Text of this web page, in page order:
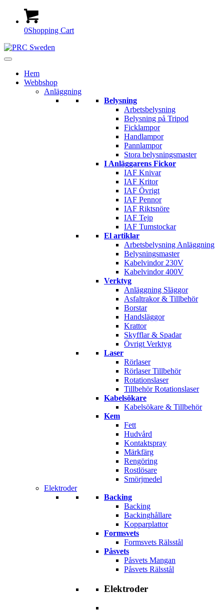
0Shopping Cart
Hem
Webbshop
Anläggning
Belysning
Arbetsbelysning
Belysning på Tripod
Ficklampor
Handlampor
Pannlampor
Stora belysningsmaster
I Anläggarens Fickor
IAF Knivar
IAF Kritor
IAF Övrigt
IAF Pennor
IAF Riktsnöre
IAF Tejp
IAF Tumstockar
El artiklar
Arbetsbelysning Anläggning
Belysningsmaster
Kabelvindor 230V
Kabelvindor 400V
Verktyg
Anläggning Släggor
Asfaltrakor & Tillbehör
Borstar
Handsläggor
Krattor
Skyfflar & Spadar
Övrigt Verktyg
Laser
Rörlaser
Rörlaser Tillbehör
Rotationslaser
Tillbehör Rotationslaser
Kabelsökare
Kabelsökare & Tillbehör
Kem
Fett
Hudvård
Kontaktspray
Märkfärg
Rengöring
Rostlösare
Smörjmedel
Elektroder
Backing
Backing
Backinghållare
Kopparplattor
Formsvets
Formsvets Rälsstål
Påsvets
Påsvets Mangan
Påsvets Rälsstål
Elektroder